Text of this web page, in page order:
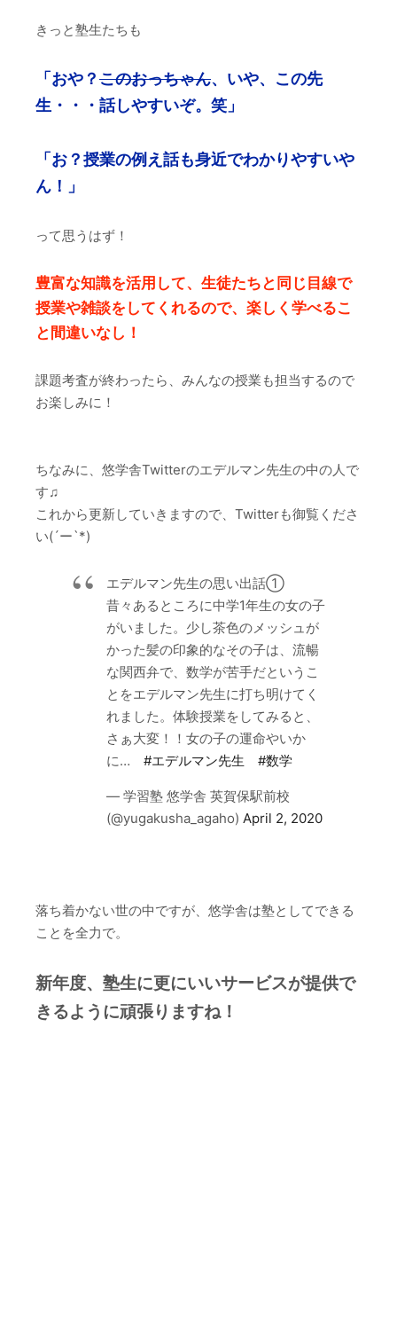
きっと塾生たちも
「おや？このおっちゃん、いや、この先
生・・・話しやすいぞ。笑」
「お？授業の例え話も身近でわかりやすいや
ん！」
って思うはず！
豊富な知識を活用して、生徒たちと同じ目線で
授業や雑談をしてくれるので、楽しく学べるこ
と間違いなし！
課題考査が終わったら、みんなの授業も担当するので
お楽しみに！
ちなみに、悠学舎Twitterのエデルマン先生の中の人で
す♫
これから更新していきますので、Twitterも御覧くださ
い(´ー`*)
エデルマン先生の思い出話①
昔々あるところに中学1年生の女の子
がいました。少し茶色のメッシュが
かった髪の印象的なその子は、流暢
な関西弁で、数学が苦手だというこ
とをエデルマン先生に打ち明けてく
れました。体験授業をしてみると、
さぁ大変！！女の子の運命やいか
に… #エデルマン先生 #数学
— 学習塾 悠学舎 英賀保駅前校
(@yugakusha_agaho) April 2, 2020
落ち着かない世の中ですが、悠学舎は塾としてできる
ことを全力で。
新年度、塾生に更にいいサービスが提供で
きるように頑張りますね！